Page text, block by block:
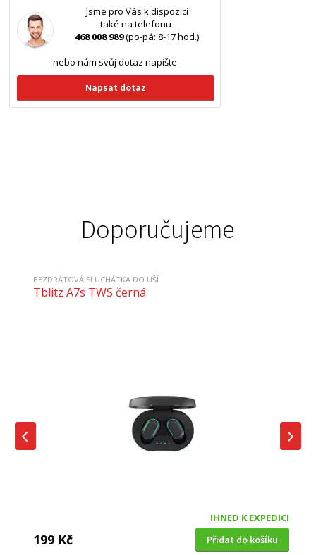
Jsme pro Vás k dispozici
také na telefonu
468 008 989(po-pá: 8-17 hod.)
nebo nám svůj dotaz napište
Napsat dotaz
Doporučujeme
BEZDRÁTOVÁ SLUCHÁTKA DO UŠÍ
Tblitz A7s TWS černá
IHNED K EXPEDICI
199 Kč Přidat do košíku